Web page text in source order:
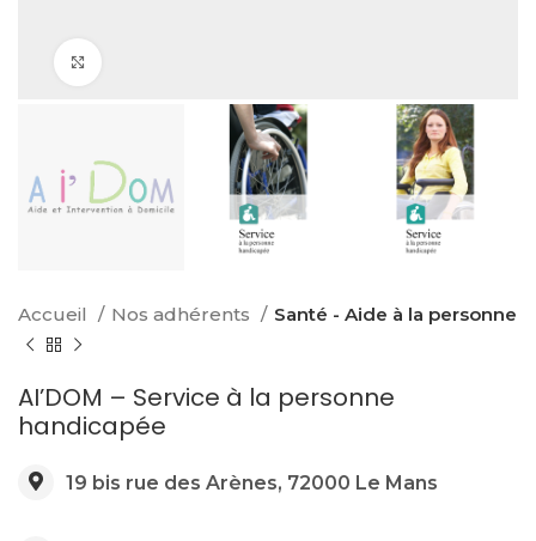
Accueil Nos adhérents Santé - Aide à la personne
AI’DOM – Service à la personne
handicapée
19 bis rue des Arènes, 72000 Le Mans